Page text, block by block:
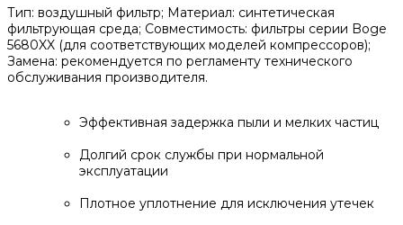
Тип: воздушный фильтр; Материал: синтетическая
фильтрующая среда; Совместимость: фильтры серии Boge
5680XX (для соответствующих моделей компрессоров);
Замена: рекомендуется по регламенту технического
обслуживания производителя.
Эффективная задержка пыли и мелких частиц
Долгий срок службы при нормальной
эксплуатации
Плотное уплотнение для исключения утечек